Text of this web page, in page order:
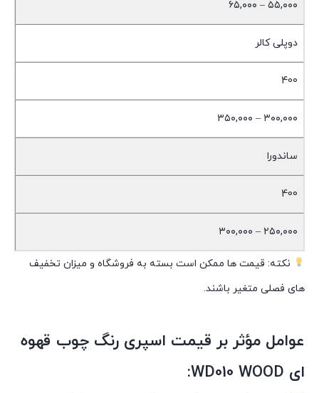
۵۵,۰۰۰ – ۶۵,۰۰۰
دوپلی کالر
400
۳۰۰,۰۰۰ – ۳۵۰,۰۰۰
ساندورا
400
۲۵۰,۰۰۰ – ۳۰۰,۰۰۰
نکته: قیمت ها ممکن است بسته به فروشگاه و میزان تخفیف
های فصلی متغیر باشند.
عوامل مؤثر بر قیمت اسپری رنگ چوب قهوه
ای WD010 WOOD: